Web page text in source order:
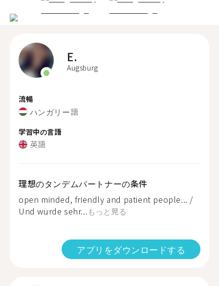
E.
Augsburg
流暢
ハンガリー語
学習中の言語
英語
理想のタンデムパートナーの条件
open minded, friendly and patient people... /
Und würde sehr...もっと見る
アプリをダウンロードする